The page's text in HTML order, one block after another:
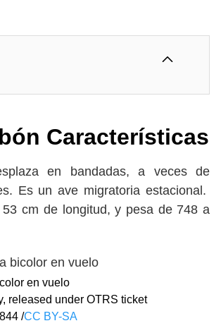
Características
en bandadas, a veces de
Es un ave migratoria estacional.
cm de longitud, y pesa de 748 a
en vuelo
released under OTRS ticket
/CC BY-SA